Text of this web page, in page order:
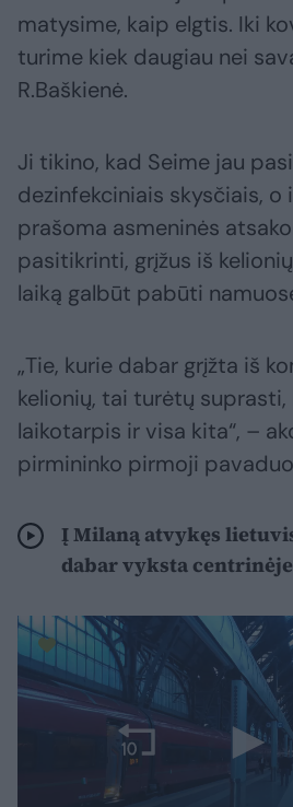
matysime, kaip elgtis. Iki
turime kiek daugiau nei
R.Baškienė.
Ji tikino, kad Seime jau
dezinfekciniais skysčiais, o
prašoma asmeninės
pasitikrinti, grįžus iš
laiką galbūt pabūti
„Tie, kurie dabar grįžta iš
kelionių, tai turėtų
laikotarpis ir visa kita“, –
pirmininko pirmoji
Į Milaną atvykęs
dabar vyksta